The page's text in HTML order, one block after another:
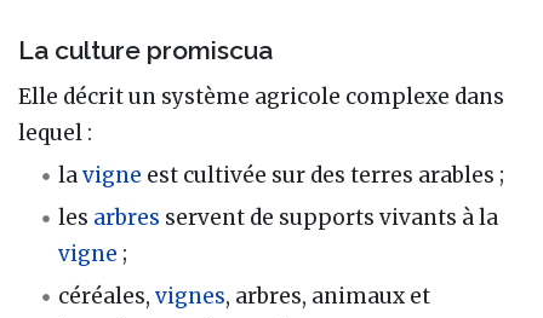
La culture promiscua
Elle décrit un système agricole complexe dans
lequel :
lavigne est cultivée sur des terres arables ;
les arbres servent de supports vivants à la
vigne ;
céréales,vignes, arbres, animaux et